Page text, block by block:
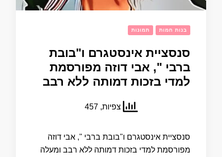
בנות חמות תמונות
סנסציית אינסטגרם ו"בובת
ברבי ", אבי דוזה מפורסמת
למדי בזכות דמותה ללא רבב
צפיות, 457
סנסציית אינסטגרם ו"בובת ברבי ", אבי דוזה
מפורסמת למדי בזכות דמותה ללא רבב ומעלה